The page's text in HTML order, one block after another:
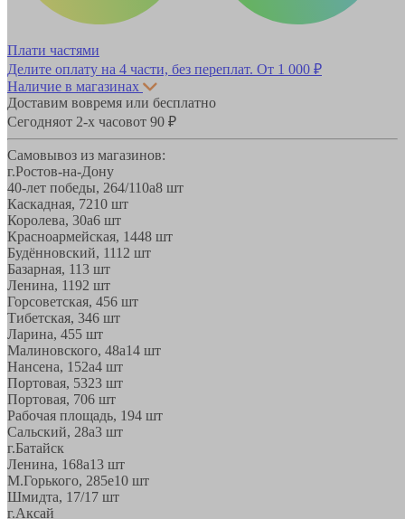
Плати частями
Делите оплату на 4 части, без переплат. От 1 000 ₽
Наличие в магазинах
Доставим вовремя или бесплатно
Сегодняот 2-х часовот 90 ₽
Самовывоз из магазинов:
г.Ростов-на-Дону
40-лет победы, 264/110а8 шт
Каскадная, 7210 шт
Королева, 30а6 шт
Красноармейская, 1448 шт
Будённовский, 1112 шт
Базарная, 113 шт
Ленина, 1192 шт
Горсоветская, 456 шт
Тибетская, 346 шт
Ларина, 455 шт
Малиновского, 48а14 шт
Нансена, 152а4 шт
Портовая, 5323 шт
Портовая, 706 шт
Рабочая площадь, 194 шт
Сальский, 28a3 шт
г.Батайск
Ленина, 168а13 шт
М.Горького, 285е10 шт
Шмидта, 17/1 7 шт
г.Аксай